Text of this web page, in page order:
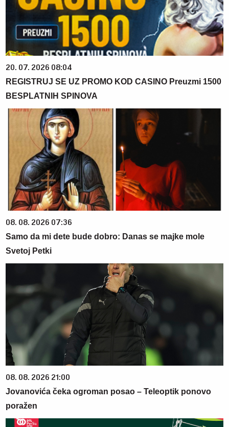
20. 07. 2026 08:04
REGISTRUJ SE UZ PROMO KOD CASINO Preuzmi 1500
BESPLATNIH SPINOVA
08. 08. 2026 07:36
Samo da mi dete bude dobro: Danas se majke mole
Svetoj Petki
08. 08. 2026 21:00
Jovanovića čeka ogroman posao – Teleoptik ponovo
poražen